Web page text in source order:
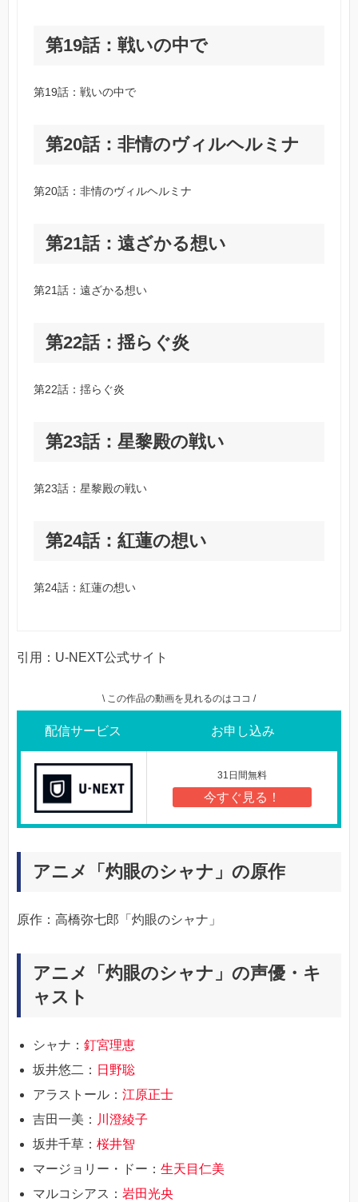
第19話：戦いの中で
第19話：戦いの中で
第20話：非情のヴィルヘルミナ
第20話：非情のヴィルヘルミナ
第21話：遠ざかる想い
第21話：遠ざかる想い
第22話：揺らぐ炎
第22話：揺らぐ炎
第23話：星黎殿の戦い
第23話：星黎殿の戦い
第24話：紅蓮の想い
第24話：紅蓮の想い
引用：U-NEXT公式サイト
\ この作品の動画を見れるのはココ /
配信サービス お申し込み
31日間無料
今すぐ見る！
アニメ「灼眼のシャナ」の原作
原作：高橋弥七郎「灼眼のシャナ」
アニメ「灼眼のシャナ」の声優・キ
ャスト
シャナ： 釘宮理恵
坂井悠二： 日野聡
アラストール： 江原正士
吉田一美： 川澄綾子
坂井千草： 桜井智
マージョリー・ドー： 生天目仁美
マルコシアス： 岩田光央